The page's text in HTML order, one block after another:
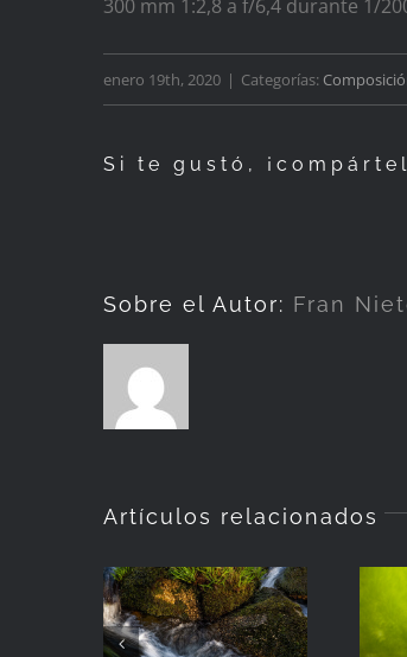
300 mm 1:2,8 a f/6,4 durante 1/
enero 19th, 2020 | Categorías:
Si te gustó,
Sobre el Autor: Fran
Artículos relacionados
Hierba